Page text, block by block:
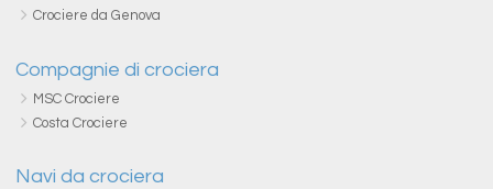
Crociere da Genova
Compagnie di crociera
MSC Crociere
Costa Crociere
Navi da crociera